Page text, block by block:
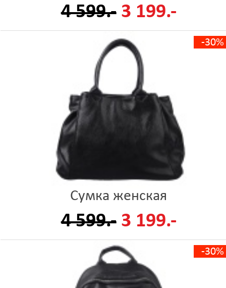
4 599.- 3 199.-
-30%
Сумка женская
4 599.- 3 199.-
-30%